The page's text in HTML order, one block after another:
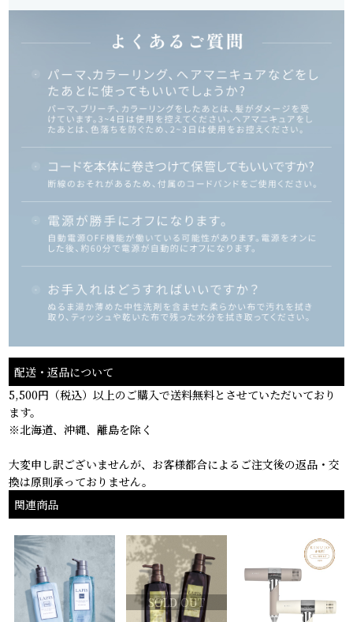
配送・返品について
5,500円（税込）以上のご購入で送料無料とさせていただいており
ます。
※北海道、沖縄、離島を除く
大変申し訳ございませんが、お客様都合によるご注文後の返品・交
換は原則承っておりません。
関連商品
SOLD OUT